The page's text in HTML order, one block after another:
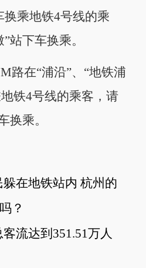
换乘地铁4号线的乘
站下车换乘。
在“浦沿”、“地铁浦
铁4号线的乘客，请
换乘。
在地铁站内 杭州的
？
流达到351.51万人